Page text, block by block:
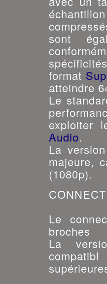
sont
format
atteindre
Le
exploiter
Audio.
La
majeure,
(1080p).
Le
broches
La